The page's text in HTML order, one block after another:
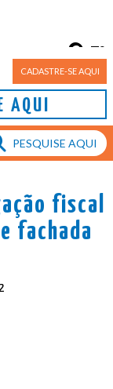
CADASTRE-SE AQUI
AQUI
Porto Alegre
7°
fiscal
fachada